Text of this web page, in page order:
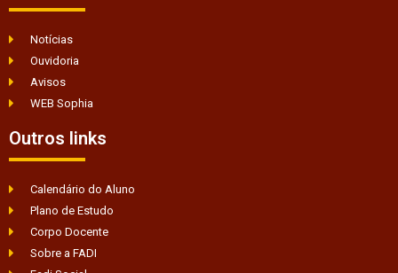
Notícias
Ouvidoria
Avisos
WEB Sophia
Outros links
Calendário do Aluno
Plano de Estudo
Corpo Docente
Sobre a FADI